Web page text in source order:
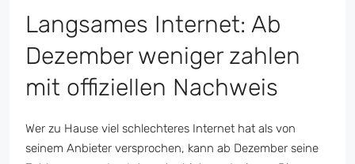
Langsames Internet: Ab
Dezember weniger zahlen
mit offiziellen Nachweis
Wer zu Hause viel schlechteres Internet hat als von
seinem Anbieter versprochen, kann ab Dezember seine